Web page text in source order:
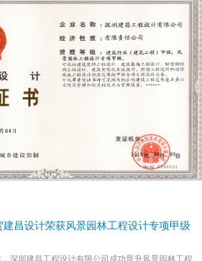
昌设计荣获风景园林工程设计专项甲级
深圳建昌工程设计有限公司成功晋升风景园林工程